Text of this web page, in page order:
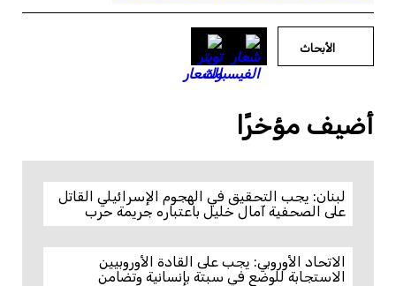
الأبحاث
أضيف مؤخرًا
لبنان: يجب التحقيق في الهجوم الإسرائيلي القاتل
على الصحفية آمال خليل باعتباره جريمة حرب
الاتحاد الأوروبي: يجب على القادة الأوروبيين
الاستجابة للوضع في سبتة بإنسانية وتضامن